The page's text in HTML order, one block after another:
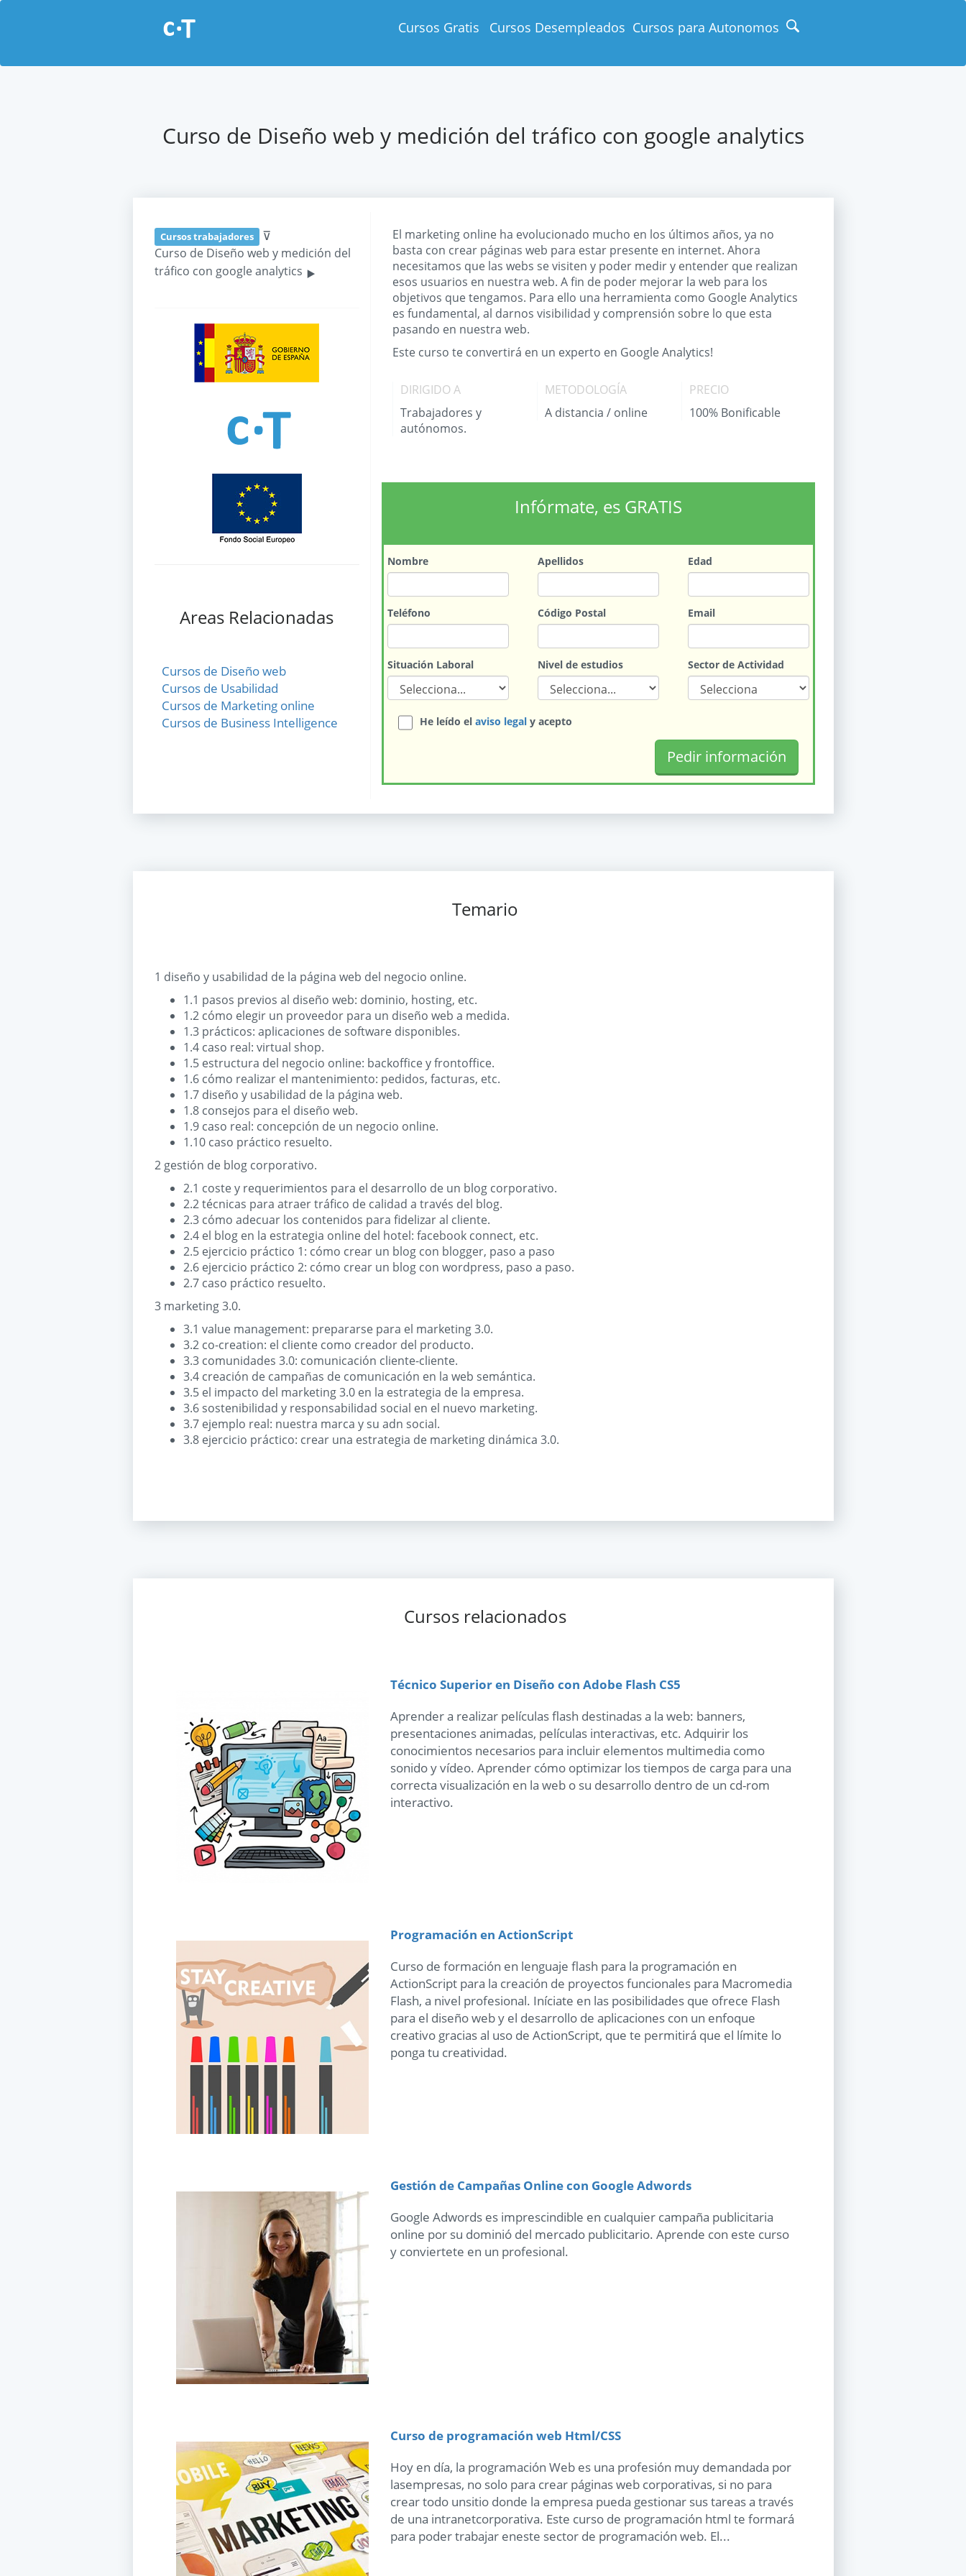
Cursos Gratis Cursos Desempleados Cursos para Autonomos
Curso de Diseño web y medición del tráfico con google analytics
El marketing online ha evolucionado mucho en los últimos años, ya no
basta con crear páginas web para estar presente en internet. Ahora
necesitamos que las webs se visiten y poder medir y entender que realizan
esos usuarios en nuestra web. A fin de poder mejorar la web para los
objetivos que tengamos. Para ello una herramienta como Google Analytics
es fundamental, al darnos visibilidad y comprensión sobre lo que esta
pasando en nuestra web.
Este curso te convertirá en un experto en Google Analytics!
DIRIGIDO A
Trabajadores y
autónomos.
METODOLOGÍA
A distancia / online
PRECIO
100% Bonificable
Infórmate, es GRATIS
Nombre Apellidos Edad
Teléfono Código Postal Email
Situación Laboral Nivel de estudios Sector de Actividad
He leído elaviso legal y acepto
Cursos trabajadores ⊽
Curso de Diseño web y medición del
tráfico con google analytics ‣
Areas Relacionadas
Cursos de Diseño web
Cursos de Usabilidad
Cursos de Marketing online
Cursos de Business Intelligence
Temario
1 diseño y usabilidad de la página web del negocio online.
1.1 pasos previos al diseño web: dominio, hosting, etc.
1.2 cómo elegir un proveedor para un diseño web a medida.
1.3 prácticos: aplicaciones de software disponibles.
1.4 caso real: virtual shop.
1.5 estructura del negocio online: backoffice y frontoffice.
1.6 cómo realizar el mantenimiento: pedidos, facturas, etc.
1.7 diseño y usabilidad de la página web.
1.8 consejos para el diseño web.
1.9 caso real: concepción de un negocio online.
1.10 caso práctico resuelto.
2 gestión de blog corporativo.
2.1 coste y requerimientos para el desarrollo de un blog corporativo.
2.2 técnicas para atraer tráfico de calidad a través del blog.
2.3 cómo adecuar los contenidos para fidelizar al cliente.
2.4 el blog en la estrategia online del hotel: facebook connect, etc.
2.5 ejercicio práctico 1: cómo crear un blog con blogger, paso a paso
2.6 ejercicio práctico 2: cómo crear un blog con wordpress, paso a paso.
2.7 caso práctico resuelto.
3 marketing 3.0.
3.1 value management: prepararse para el marketing 3.0.
3.2 co-creation: el cliente como creador del producto.
3.3 comunidades 3.0: comunicación cliente-cliente.
3.4 creación de campañas de comunicación en la web semántica.
3.5 el impacto del marketing 3.0 en la estrategia de la empresa.
3.6 sostenibilidad y responsabilidad social en el nuevo marketing.
3.7 ejemplo real: nuestra marca y su adn social.
3.8 ejercicio práctico: crear una estrategia de marketing dinámica 3.0.
Cursos relacionados
Técnico Superior en Diseño con Adobe Flash CS5
Aprender a realizar pelí­culas flash destinadas a la web: banners,
presentaciones animadas, pelí­culas interactivas, etc. Adquirir los
conocimientos necesarios para incluir elementos multimedia como
sonido y ví­deo. Aprender cómo optimizar los tiempos de carga para una
correcta visualización en la web o su desarrollo dentro de un cd-rom
interactivo.
Programación en ActionScript
Curso de formación en lenguaje flash para la programación en
ActionScript para la creación de proyectos funcionales para Macromedia
Flash, a nivel profesional. Iníciate en las posibilidades que ofrece Flash
para el diseño web y el desarrollo de aplicaciones con un enfoque
creativo gracias al uso de ActionScript, que te permitirá que el límite lo
ponga tu creatividad.
Gestión de Campañas Online con Google Adwords
Google Adwords es imprescindible en cualquier campaña publicitaria
online por su dominió del mercado publicitario. Aprende con este curso
y conviertete en un profesional.
Curso de programación web Html/CSS
Hoy en día, la programación Web es una profesión muy demandada por
lasempresas, no solo para crear páginas web corporativas, si no para
crear todo unsitio donde la empresa pueda gestionar sus tareas a través
de una intranetcorporativa. Este curso de programación html te formará
para poder trabajar eneste sector de programación web. El...